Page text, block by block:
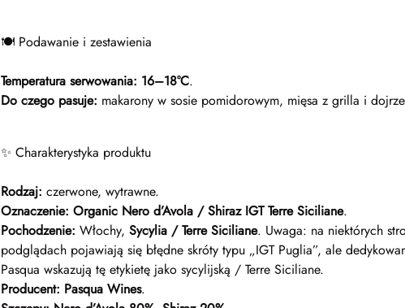
🍽️ Podawanie i zestawienia
Temperatura serwowania: 16–18°C.
Do czego pasuje: makarony w sosie pomidorowym, mięsa z grilla i
✨ Charakterystyka produktu
Rodzaj: czerwone, wytrawne.
Oznaczenie: Organic Nero d’Avola / Shiraz IGT Terre Siciliane.
Pochodzenie: Włochy, Sycylia / Terre Siciliane. Uwaga: na niektórych
podglądach pojawiają się błędne skróty typu „IGT Puglia”, ale
Pasqua wskazują tę etykietę jako sycylijską / Terre Siciliane.
Producent: Pasqua Wines.